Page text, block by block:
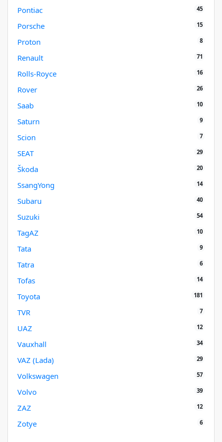
Pontiac 45
Porsche 15
Proton 8
Renault 71
Rolls-Royce 16
Rover 26
Saab 10
Saturn 9
Scion 7
SEAT 29
Škoda 20
SsangYong 14
Subaru 40
Suzuki 54
TagAZ 10
Tata 9
Tatra 6
Tofas 14
Toyota 181
TVR 7
UAZ 12
Vauxhall 34
VAZ (Lada) 29
Volkswagen 57
Volvo 39
ZAZ 12
Zotye 6